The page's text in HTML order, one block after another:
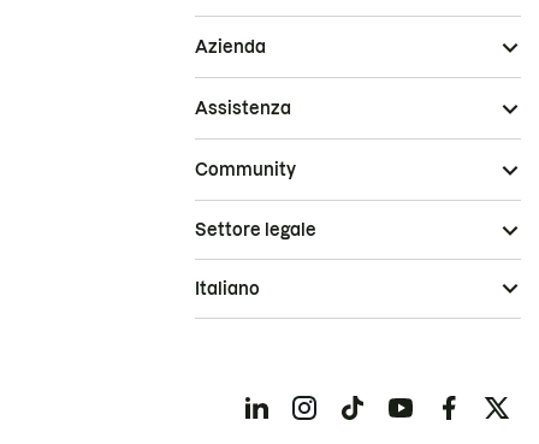
Azienda
Assistenza
Community
Settore legale
Italiano